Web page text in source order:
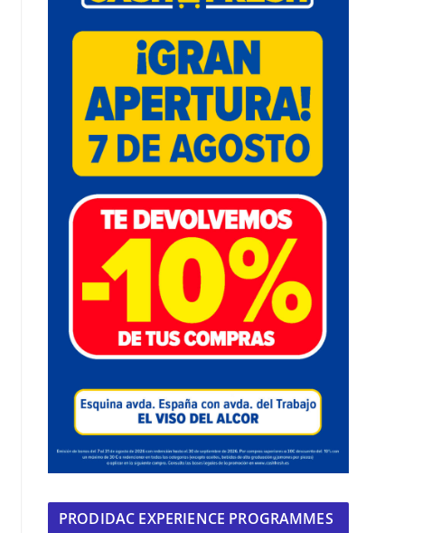
PRODIDAC EXPERIENCE PROGRAMMES